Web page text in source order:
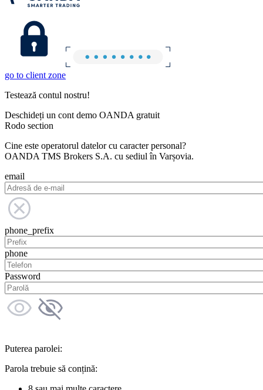
go to client zone
Testează contul nostru!
Deschideți un cont demo OANDA gratuit
Rodo section
Cine este operatorul datelor cu caracter personal?
OANDA TMS Brokers S.A. cu sediul în Varșovia.
email
phone_prefix
phone
Password
Puterea parolei:
Parola trebuie să conțină: